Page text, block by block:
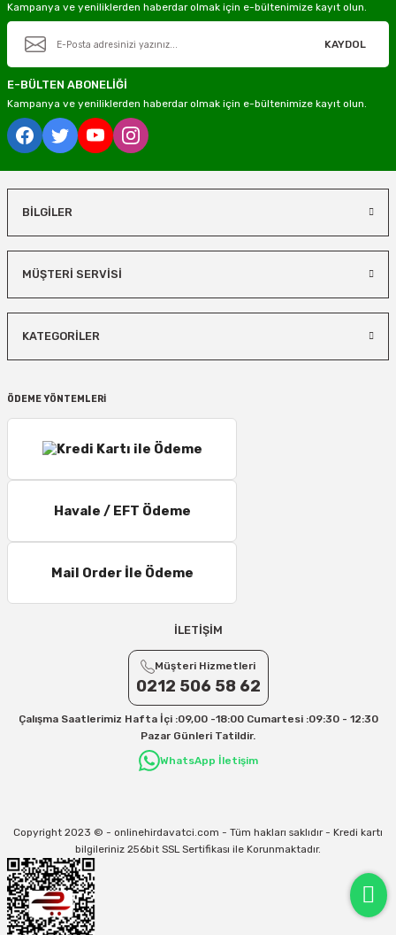
Kampanya ve yeniliklerden haberdar olmak için e-bültenimize kayıt olun.
KAYDOL
E-BÜLTEN ABONELİĞİ
Kampanya ve yeniliklerden haberdar olmak için e-bültenimize kayıt olun.
BİLGİLER
MÜŞTERİ SERVİSİ
KATEGORİLER
ÖDEME YÖNTEMLERİ
Havale / EFT Ödeme
Mail Order İle Ödeme
İLETİŞİM
Müşteri Hizmetleri
0212 506 58 62
Çalışma Saatlerimiz Hafta İçi :09,00 -18:00 Cumartesi :09:30 - 12:30
Pazar Günleri Tatildir.
WhatsApp İletişim
Copyright 2023 © - onlinehirdavatci.com - Tüm hakları saklıdır - Kredi kartı
bilgileriniz 256bit SSL Sertifikası ile Korunmaktadır.